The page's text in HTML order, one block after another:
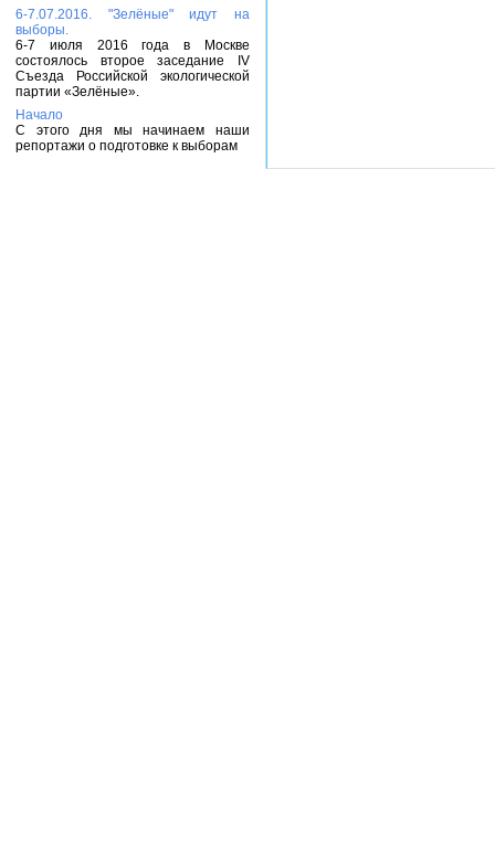
6-7.07.2016. "Зелёные" идут на
выборы.
6-7 июля 2016 года в Москве
состоялось второе заседание IV
Съезда Российской экологической
партии «Зелёные».
Начало
С этого дня мы начинаем наши
репортажи о подготовке к выборам